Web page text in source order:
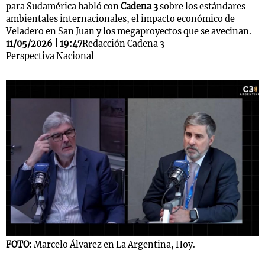
para Sudamérica habló conCadena 3sobre los estándares
ambientales internacionales, el impacto económico de
Veladero en San Juan y los megaproyectos que se avecinan.
11/05/2026 | 19:47Redacción Cadena 3
Perspectiva Nacional
FOTO: Marcelo Álvarez en La Argentina, Hoy.
Notas
La Sole en